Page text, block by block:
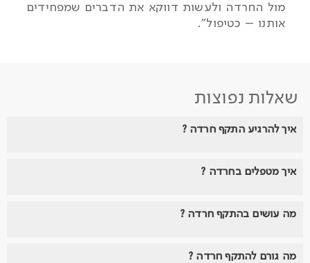
מול החרדה ולעשות דווקא את הדברים שמפחידים
אותנו – כטיפול".
שאלות נפוצות
איך להרגיע התקף חרדה ?
איך מטפלים בחרדה ?
מה עושים בהתקף חרדה ?
מה גורם להתקף חרדה ?